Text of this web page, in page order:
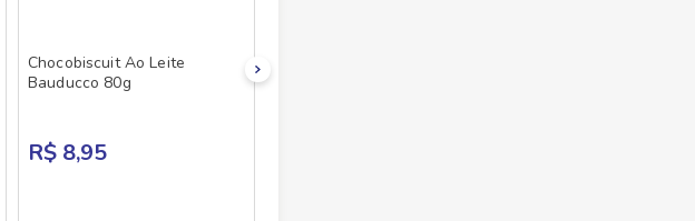
Chocobiscuit Ao Leite
Bauducco 80g
R$ 8,95